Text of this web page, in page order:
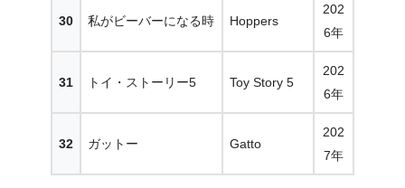
30 私がビーバーになる時 Hoppers
202
6年
31 トイ・ストーリー5 Toy Story 5
202
6年
32 ガットー Gatto
202
7年